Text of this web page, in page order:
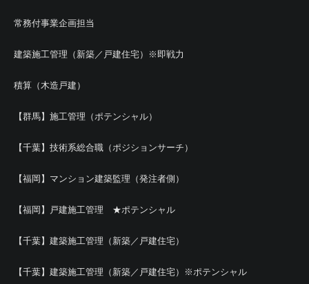
常務付事業企画担当
建築施工管理（新築／戸建住宅）※即戦力
積算（木造戸建）
【群馬】施工管理（ポテンシャル）
【千葉】技術系総合職（ポジションサーチ）
【福岡】マンション建築監理（発注者側）
【福岡】戸建施工管理 ★ポテンシャル
【千葉】建築施工管理（新築／戸建住宅）
【千葉】建築施工管理（新築／戸建住宅）※ポテンシャル